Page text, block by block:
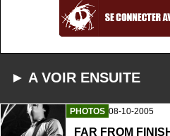
► A VOIR ENSUITE
PHOTOS 08-10-2005
FAR FROM